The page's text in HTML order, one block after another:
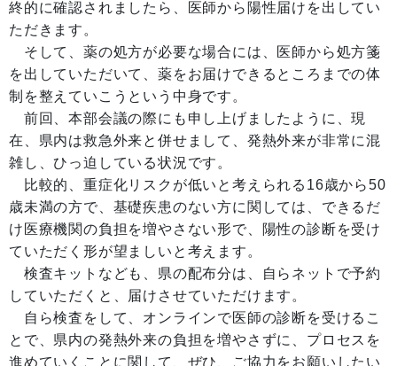
終的に確認されましたら、医師から陽性届けを出してい
ただきます。
そして、薬の処方が必要な場合には、医師から処方箋
を出していただいて、薬をお届けできるところまでの体
制を整えていこうという中身です。
前回、本部会議の際にも申し上げましたように、現
在、県内は救急外来と併せまして、発熱外来が非常に混
雑し、ひっ迫している状況です。
比較的、重症化リスクが低いと考えられる16歳から50
歳未満の方で、基礎疾患のない方に関しては、できるだ
け医療機関の負担を増やさない形で、陽性の診断を受け
ていただく形が望ましいと考えます。
検査キットなども、県の配布分は、自らネットで予約
していただくと、届けさせていただけます。
自ら検査をして、オンラインで医師の診断を受けるこ
とで、県内の発熱外来の負担を増やさずに、プロセスを
進めていくことに関して、ぜひ、ご協力をお願いしたい